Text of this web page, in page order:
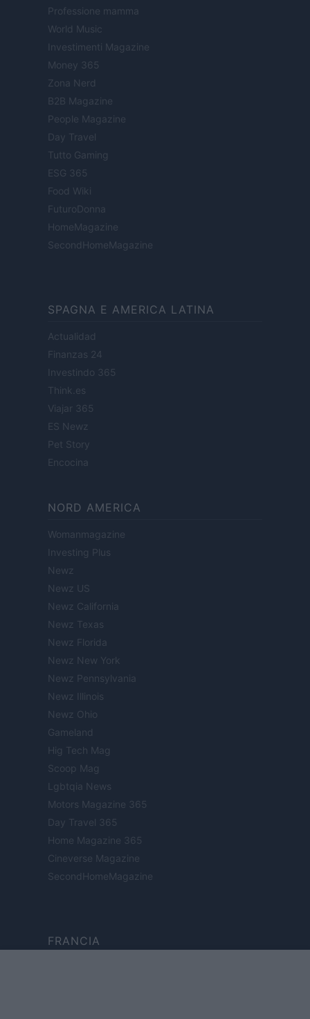
Professione mamma
World Music
Investimenti Magazine
Money 365
Zona Nerd
B2B Magazine
People Magazine
Day Travel
Tutto Gaming
ESG 365
Food Wiki
FuturoDonna
HomeMagazine
SecondHomeMagazine
SPAGNA E AMERICA LATINA
Actualidad
Finanzas 24
Investindo 365
Think.es
Viajar 365
ES Newz
Pet Story
Encocina
NORD AMERICA
Womanmagazine
Investing Plus
Newz
Newz US
Newz California
Newz Texas
Newz Florida
Newz New York
Newz Pennsylvania
Newz Illinois
Newz Ohio
Gameland
Hig Tech Mag
Scoop Mag
Lgbtqia News
Motors Magazine 365
Day Travel 365
Home Magazine 365
Cineverse Magazine
SecondHomeMagazine
FRANCIA